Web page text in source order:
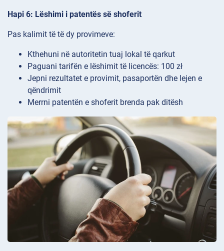
Hapi 6: Lëshimi i patentës së shoferit
Pas kalimit të të dy provimeve:
Kthehuni në autoritetin tuaj lokal të qarkut
Paguani tarifën e lëshimit të licencës: 100 zł
Jepni rezultatet e provimit, pasaportën dhe lejen e
qëndrimit
Merrni patentën e shoferit brenda pak ditësh